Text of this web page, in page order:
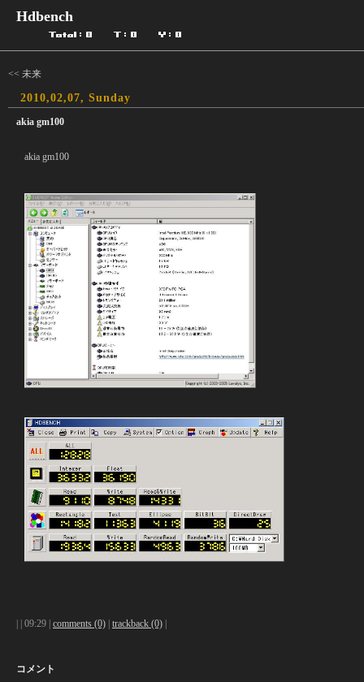
Hdbench
<< 未来
2010,02,07, Sunday
akia gm100
akia gm100
| 09:29 | comments (0) trackback (0)
コメント